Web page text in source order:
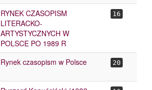
RYNEK CZASOPISM
LITERACKO-
ARTYSTYCZNYCH W
POLSCE PO 1989 R
16
Rynek czasopism w Polsce 20